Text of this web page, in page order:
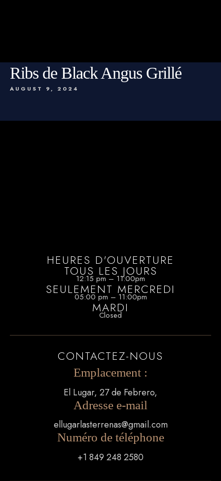
Ribs de Black Angus Grillé
AUGUST 9, 2024
HEURES D'OUVERTURE
TOUS LES JOURS
12:15 pm – 11:00pm
SEULEMENT MERCREDI
05:00 pm – 11:00pm
MARDI
Closed
CONTACTEZ-NOUS
Emplacement :
El Lugar, 27 de Febrero,
Adresse e-mail
ellugarlasterrenas@gmail.com
Numéro de téléphone
+1 849 248 2580